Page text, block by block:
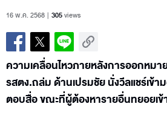
16 พ.ค. 2568 305views
ความเคลื่อนไหวภายหลังการออกหม
รสตง.ถล่ม ด้านเปรมชัย นั่งวีลแชร์เข้า
ตอบสื่อ ขณะที่ผู้ต้องหารายอื่นทยอยเข้